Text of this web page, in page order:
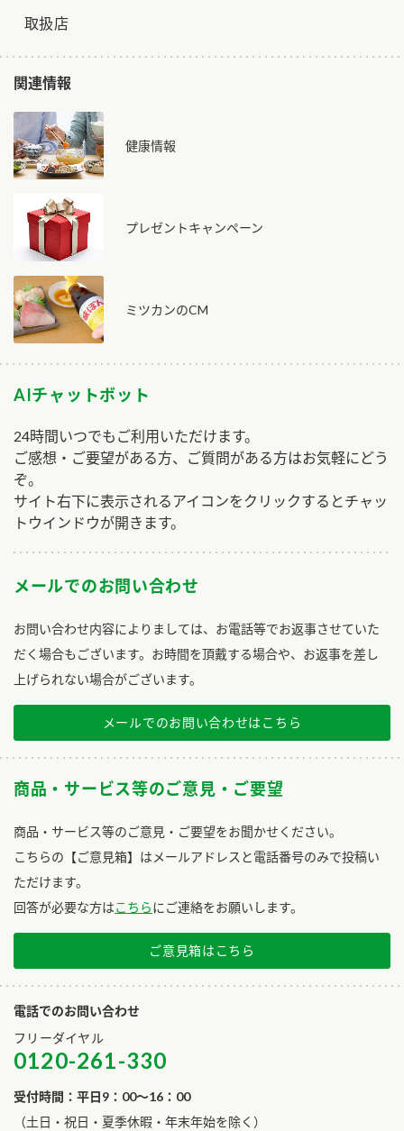
取扱店
関連情報
健康情報
プレゼントキャンペーン
ミツカンのCM
AIチャットボット
24時間いつでもご利用いただけます。
ご感想・ご要望がある方、ご質問がある方はお気軽にどう
ぞ。
サイト右下に表示されるアイコンをクリックするとチャッ
トウインドウが開きます。
メールでのお問い合わせ
お問い合わせ内容によりましては、お電話等でお返事させていた
だく場合もございます。お時間を頂戴する場合や、お返事を差し
上げられない場合がございます。
メールでのお問い合わせはこちら
商品・サービス等のご意見・ご要望
商品・サービス等のご意見・ご要望をお聞かせください。
こちらの【ご意見箱】はメールアドレスと電話番号のみで投稿い
ただけます。
回答が必要な方はこちらにご連絡をお願いします。
ご意見箱はこちら
電話でのお問い合わせ
フリーダイヤル
0120-261-330
受付時間：平日9：00～16：00
​（土日・祝日・夏季休暇・年末年始を除く）